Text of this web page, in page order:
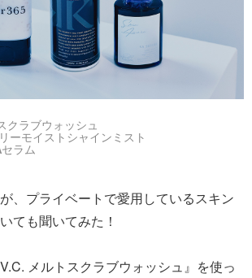
クラブウォッシュ
ーモイストシャインミスト
ラム
、プライベートで愛用しているスキン
ても聞いてみた！
メルトスクラブウォッシュ』を使っ